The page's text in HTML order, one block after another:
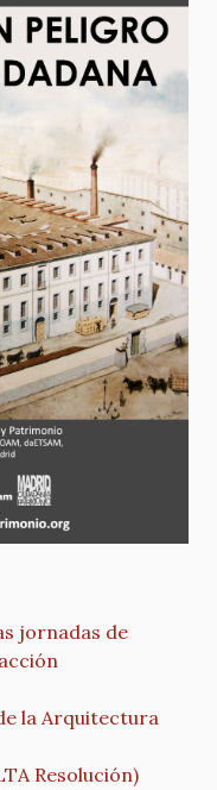
jornadas de
la Arquitectura
Resolución)